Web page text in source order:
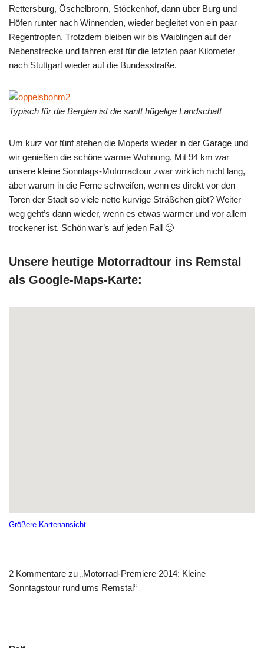
Rettersburg, Öschelbronn, Stöckenhof, dann über Burg und
Höfen runter nach Winnenden, wieder begleitet von ein paar
Regentropfen. Trotzdem bleiben wir bis Waiblingen auf der
Nebenstrecke und fahren erst für die letzten paar Kilometer
nach Stuttgart wieder auf die Bundesstraße.
Typisch für die Berglen ist die sanft hügelige Landschaft
Um kurz vor fünf stehen die Mopeds wieder in der Garage und
wir genießen die schöne warme Wohnung. Mit 94 km war
unsere kleine Sonntags-Motorradtour zwar wirklich nicht lang,
aber warum in die Ferne schweifen, wenn es direkt vor den
Toren der Stadt so viele nette kurvige Sträßchen gibt? Weiter
weg geht’s dann wieder, wenn es etwas wärmer und vor allem
trockener ist. Schön war’s auf jeden Fall 🙂
Unsere heutige Motorradtour ins Remstal
als Google-Maps-Karte:
Größere Kartenansicht
2 Kommentare zu „Motorrad-Premiere 2014: Kleine
Sonntagstour rund ums Remstal“